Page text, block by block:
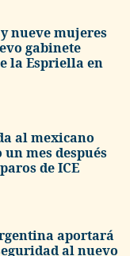
nueve mujeres
gabinete
la Espriella en
al mexicano
mes después
de ICE
aportará
al nuevo